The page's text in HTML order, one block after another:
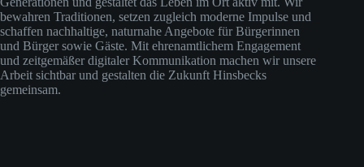
bewahren Traditionen, setzen zugleich moderne Impulse und
schaffen nachhaltige, naturnahe Angebote für Bürgerinnen
und Bürger sowie Gäste. Mit ehrenamtlichem Engagement
und zeitgemäßer digitaler Kommunikation machen wir unsere
Arbeit sichtbar und gestalten die Zukunft Hinsbecks
gemeinsam.